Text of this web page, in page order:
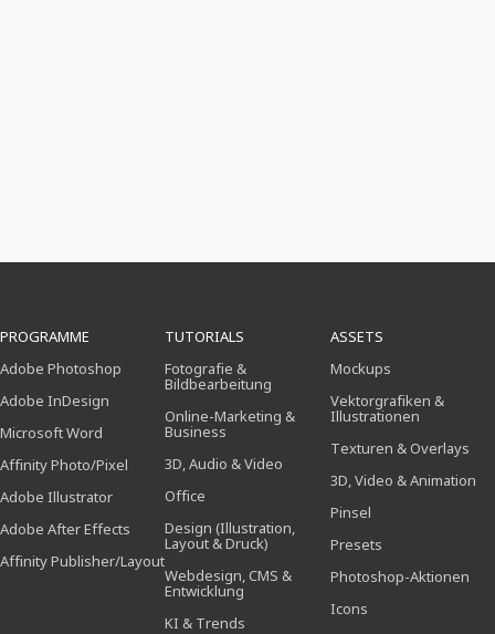
PROGRAMME
Adobe Photoshop
Adobe InDesign
Microsoft Word
Affinity Photo/Pixel
Adobe Illustrator
Adobe After Effects
Affinity Publisher/Layout
TUTORIALS
Fotografie &
Bildbearbeitung
Online-Marketing &
Business
3D, Audio & Video
Office
Design (Illustration,
Layout & Druck)
Webdesign, CMS &
Entwicklung
KI & Trends
ASSETS
Mockups
Vektorgrafiken &
Illustrationen
Texturen & Overlays
3D, Video & Animation
Pinsel
Presets
Photoshop-Aktionen
Icons